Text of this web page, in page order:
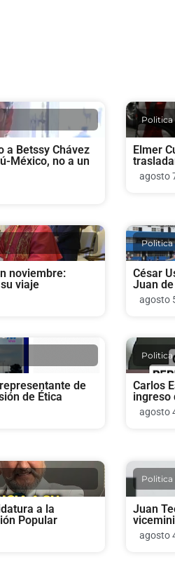
a Betssy Chávez
México, no a un
Politica
Elmer
agosto
noviembre:
viaje
Politica
César
Juan
agosto
de
de Ética
Politica
Carlos
ingreso
agosto
a la
Popular
Politica
Juan
agosto